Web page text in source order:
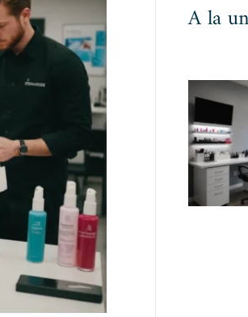
A la